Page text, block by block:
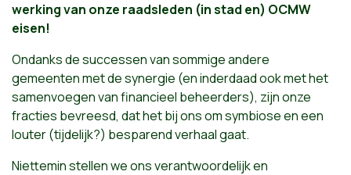
werking van onze raadsleden (in stad en) OCMW
eisen!
Ondanks de successen van sommige andere
gemeenten met de synergie (en inderdaad ook met het
samenvoegen van financieel beheerders), zijn onze
fracties bevreesd, dat het bij ons om symbiose en een
louter (tijdelijk?) besparend verhaal gaat.
Niettemin stellen we ons verantwoordelijk en